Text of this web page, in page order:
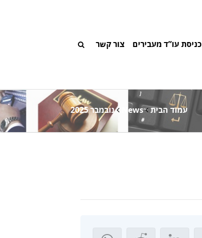
כניסת עו”ד מעבירים צור קשר
עמוד הבית News נובמבר 2025